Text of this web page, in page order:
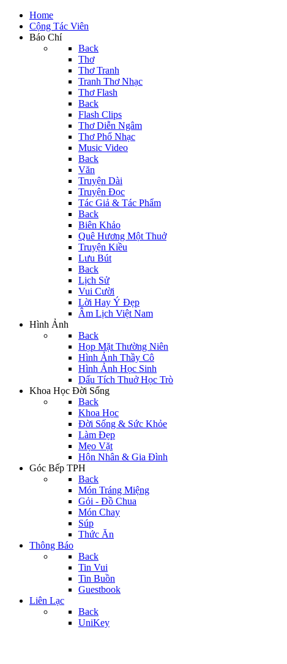
Home
Cộng Tác Viên
Báo Chí
Back
Thơ
Thơ Tranh
Tranh Thơ Nhạc
Thơ Flash
Back
Flash Clips
Thơ Diễn Ngâm
Thơ Phổ Nhạc
Music Video
Back
Văn
Truyện Dài
Truyện Đọc
Tác Giả & Tác Phẩm
Back
Biên Khảo
Quê Hương Một Thuở
Truyện Kiều
Lưu Bút
Back
Lịch Sử
Vui Cười
Lời Hay Ý Đẹp
Âm Lịch Việt Nam
Hình Ảnh
Back
Họp Mặt Thường Niên
Hình Ảnh Thầy Cô
Hình Ảnh Học Sinh
Dấu Tích Thuở Học Trò
Khoa Học Đời Sống
Back
Khoa Học
Đời Sống & Sức Khỏe
Làm Đẹp
Mẹo Vặt
Hôn Nhân & Gia Đình
Góc Bếp TPH
Back
Món Tráng Miệng
Gỏi - Đồ Chua
Món Chay
Súp
Thức Ăn
Thông Báo
Back
Tin Vui
Tin Buồn
Guestbook
Liên Lạc
Back
UniKey